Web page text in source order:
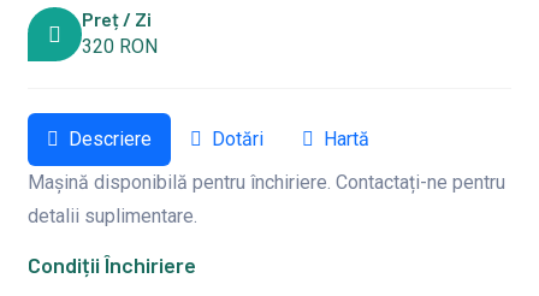
Preț / Zi
320 RON
Descriere Dotări
Hartă
Mașină disponibilă pentru închiriere. Contactați-ne pentru
detalii suplimentare.
Condiții Închiriere